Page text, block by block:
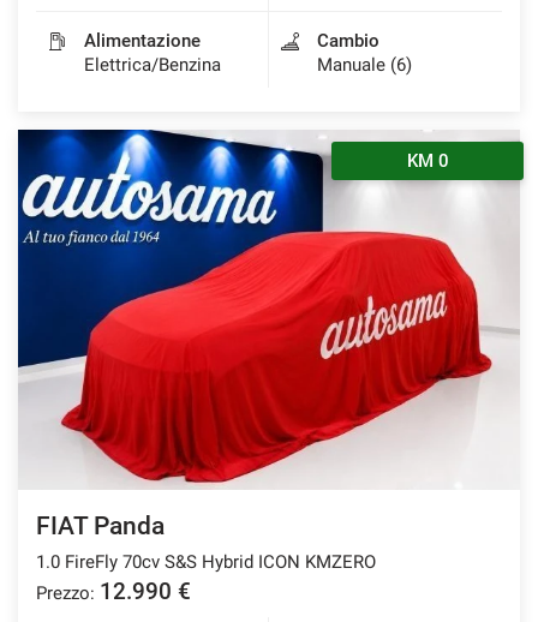
Alimentazione
Elettrica/Benzina
Cambio
Manuale (6)
KM 0
FIAT Panda
1.0 FireFly 70cv S&S Hybrid ICON KMZERO
Prezzo: 12.990 €